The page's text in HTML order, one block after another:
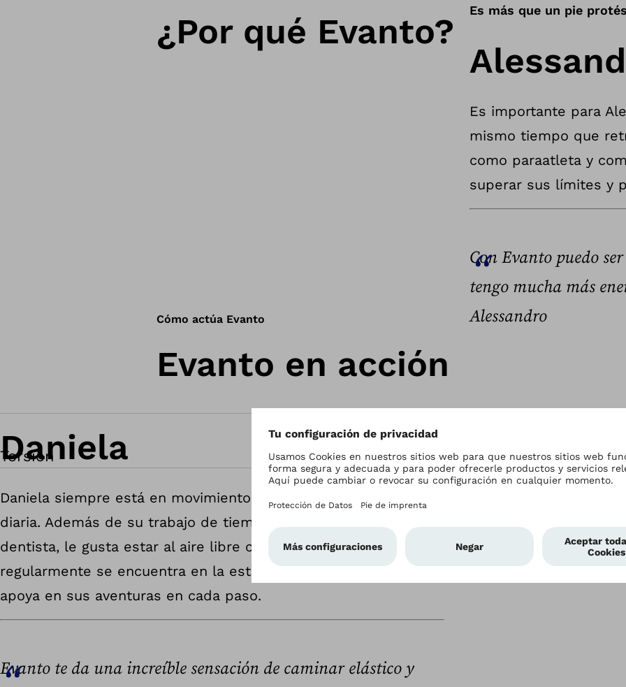
Es más que un pie
¿Por qué Evanto?
Es importante para
mismo tiempo que
como paraatleta y
superar sus límites y
Con Evanto puedo
tengo mucha más
Alessandro
Cómo actúa Evanto
Evanto en acción
Torsión
Daniela
Daniela siempre está en movimiento y ama su ajetreada vida
diaria. Además de su trabajo de tiempo completo como
dentista, le gusta estar al aire libre con su familia y
regularmente se encuentra en la esterilla de yoga. Evanto la
apoya en sus aventuras en cada paso.
Evanto te da una increíble sensación de caminar elástico y